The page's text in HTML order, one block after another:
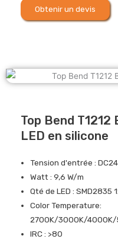
Obtenir un devis
Top Bend T1212
LED en silicone
Tension d'entrée :
Watt : 9,6 W/m
Qté de LED : SMD2835
Color Temperature:
2700K/3000K/
IRC : >80